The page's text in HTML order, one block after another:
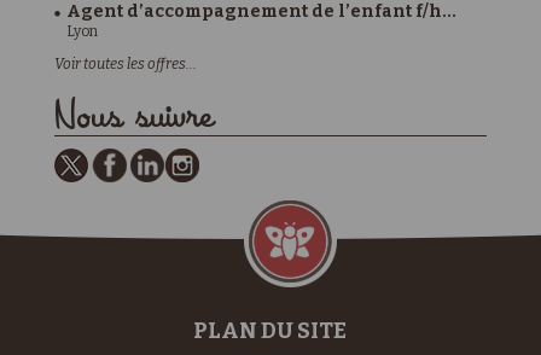
Agent d’accompagnement de l’enfant f/h...
Lyon
Voir toutes les offres...
Nous suivre
PLAN DU SITE